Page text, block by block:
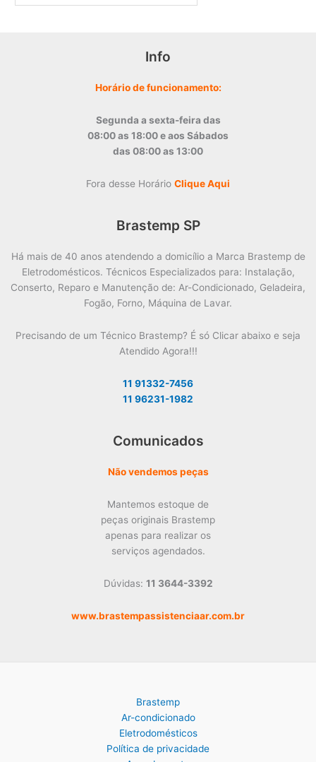
Info
Horário de funcionamento:
Segunda a sexta-feira das
08:00 as 18:00 e aos Sábados
das 08:00 as 13:00
Fora desse Horário Clique Aqui
Brastemp SP
Há mais de 40 anos atendendo a domicílio a Marca Brastemp de
Eletrodomésticos. Técnicos Especializados para: Instalação,
Conserto, Reparo e Manutenção de: Ar-Condicionado, Geladeira,
Fogão, Forno, Máquina de Lavar.
Precisando de um Técnico Brastemp? É só Clicar abaixo e seja
Atendido Agora!!!
11 91332-7456
11 96231-1982
Comunicados
Não vendemos peças
Mantemos estoque de
peças originais Brastemp
apenas para realizar os
serviços agendados.
Dúvidas: 11 3644-3392
www.brastempassistenciaar.com.br
Brastemp
Ar-condicionado
Eletrodomésticos
Política de privacidade